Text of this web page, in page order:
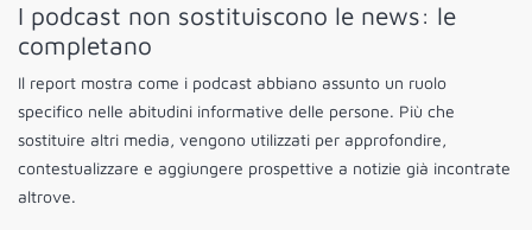
I podcast non sostituiscono le news: le
completano
Il report mostra come i podcast abbiano assunto un ruolo
specifico nelle abitudini informative delle persone. Più che
sostituire altri media, vengono utilizzati per approfondire,
contestualizzare e aggiungere prospettive a notizie già incontrate
altrove.